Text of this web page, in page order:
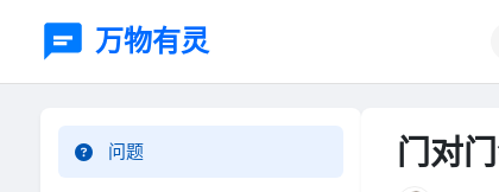
万物有灵
问题 门对